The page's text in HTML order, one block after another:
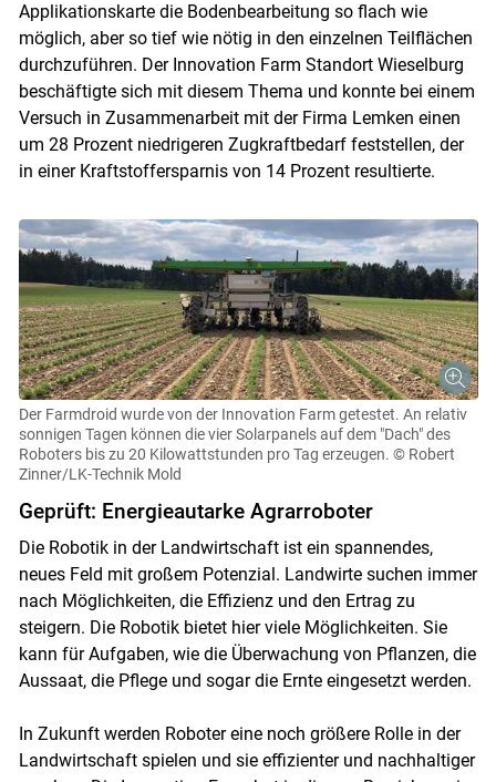
Applikationskarte die Bodenbearbeitung so flach wie
möglich, aber so tief wie nötig in den einzelnen Teilflächen
durchzuführen. Der Innovation Farm Standort Wieselburg
beschäftigte sich mit diesem Thema und konnte bei einem
Versuch in Zusammenarbeit mit der Firma Lemken einen
um 28 Prozent niedrigeren Zugkraftbedarf feststellen, der
in einer Kraftstoffersparnis von 14 Prozent resultierte.
Der Farmdroid wurde von der Innovation Farm getestet. An relativ
sonnigen Tagen können die vier Solarpanels auf dem "Dach" des
Roboters bis zu 20 Kilowattstunden pro Tag erzeugen. © Robert
Zinner/LK-Technik Mold
Geprüft: Energieautarke Agrarroboter
Die Robotik in der Landwirtschaft ist ein spannendes,
neues Feld mit großem Potenzial. Landwirte suchen immer
nach Möglichkeiten, die Effizienz und den Ertrag zu
steigern. Die Robotik bietet hier viele Möglichkeiten. Sie
kann für Aufgaben, wie die Überwachung von Pflanzen, die
Aussaat, die Pflege und sogar die Ernte eingesetzt werden.
In Zukunft werden Roboter eine noch größere Rolle in der
Landwirtschaft spielen und sie effizienter und nachhaltiger